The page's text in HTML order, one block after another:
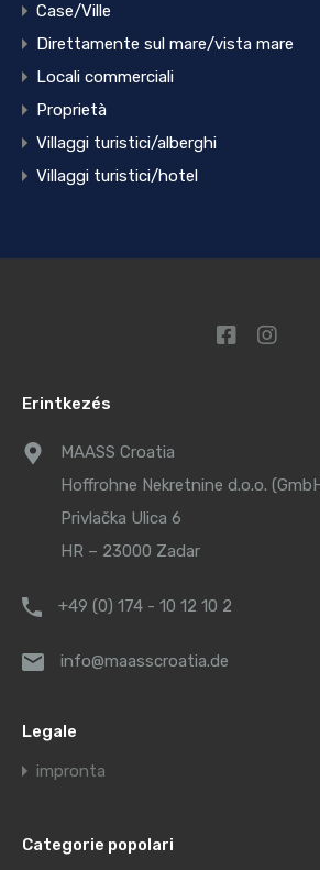
Case/Ville
Direttamente sul mare/vista mare
Locali commerciali
Proprietà
Villaggi turistici/alberghi
Villaggi turistici/hotel
Erintkezés
MAASS Croatia
Hoffrohne Nekretnine d.o.o.
Privlačka Ulica 6
HR – 23000 Zadar
+49 (0) 174 - 10 12 10 2
info@maasscroatia.de
Legale
impronta
Categorie popolari